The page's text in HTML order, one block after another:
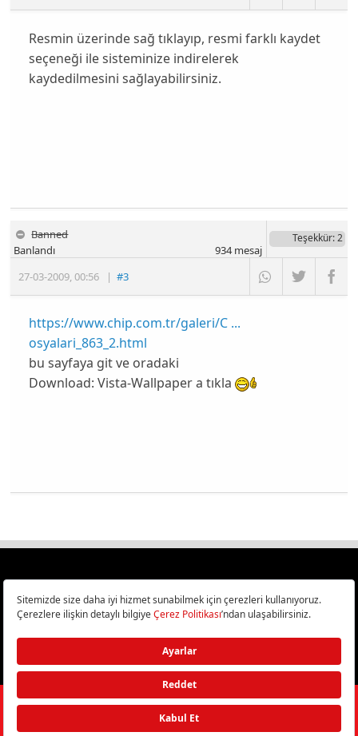
Resmin üzerinde sağ tıklayıp, resmi farklı kaydet
seçeneği ile sisteminize indirelerek
kaydedilmesini sağlayabilirsiniz.
Banned
27-03-2009,00:56 |#3
Banlandı
Teşekkür: 2
934mesaj
https://www.chip.com.tr/galeri/C ...
osyalari_863_2.html
bu sayfaya git ve oradaki
Download: Vista-Wallpaper a tıkla
Türkiye
Bilişim ve Teknoloji Haberleri CHIP Online’da!
©2026Doğan Burda Dergi Yayıncılık ve Pazarlama A.Ş./ Tüm hakları
saklıdır.